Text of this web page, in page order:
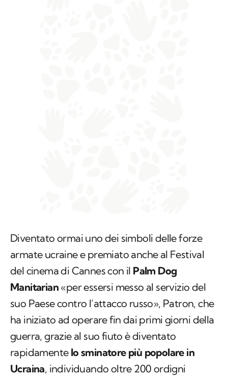
Diventato ormai uno dei simboli delle forze
armate ucraine e premiato anche al Festival
del cinema di Cannes con il Palm Dog
Manitarian «per essersi messo al servizio del
suo Paese contro l’attacco russo», Patron, che
ha iniziato ad operare fin dai primi giorni della
guerra, grazie al suo fiuto è diventato
rapidamente lo sminatore più popolare in
Ucraina, individuando oltre 200 ordigni